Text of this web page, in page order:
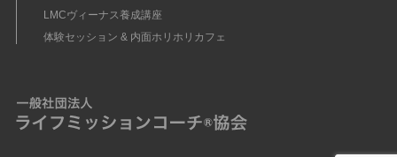
LMCヴィーナス養成講座
体験セッション & 内面ホリホリカフェ